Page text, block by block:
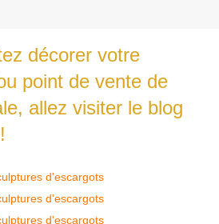
décorer votre
point de vente de
allez visiter le blog